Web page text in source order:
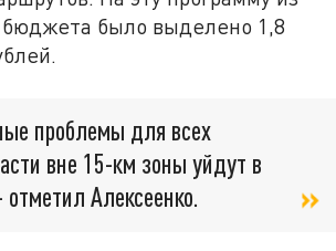
было выделено 1,8
проблемы для всех
вне 15-км зоны уйдут в
Алексеенко.